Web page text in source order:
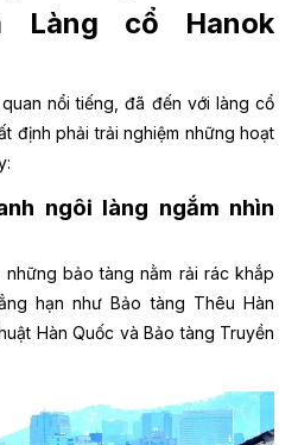
Làng cổ Hanok
nổi tiếng, đã đến với làng cổ
định phải trải nghiệm những hoạt
ngôi làng ngắm nhìn
bảo tàng nằm rải rác khắp
hạn như Bảo tàng Thêu Hàn
Hàn Quốc và Bảo tàng Truyền